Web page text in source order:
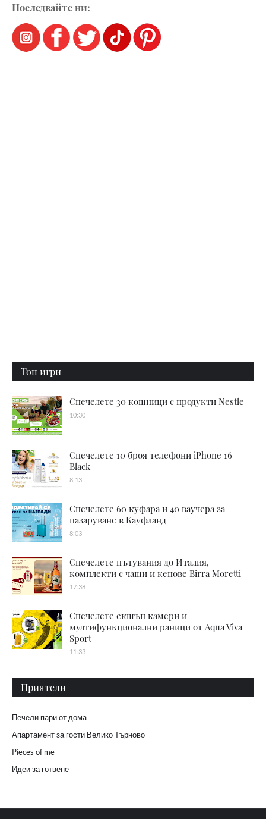
Последвайте ни:
Топ игри
Спечелете 30 кошници с продукти Nestle
10:30
Спечелете 10 броя телефони iPhone 16
Black
8:13
Спечелете 60 куфара и 40 ваучера за
пазаруване в Кауфланд
8:03
Спечелете пътувания до Италия,
комплекти с чаши и кенове Birra Moretti
17:38
Спечелете екшън камери и
мултифункционални раници от Aqua Viva
Sport
11:33
Приятели
Печели пари от дома
Апартамент за гости Велико Търново
Pieces of me
Идеи за готвене